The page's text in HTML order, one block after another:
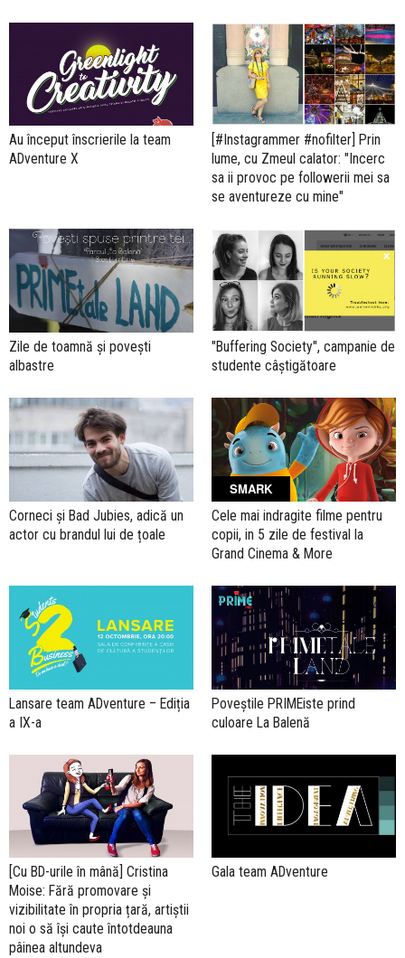
Au început înscrierile la team
ADventure X
[#Instagrammer #nofilter] Prin
lume, cu Zmeul calator: "Incerc
sa ii provoc pe followerii mei sa
se aventureze cu mine"
Zile de toamnă și povești
albastre
"Buffering Society", campanie de
studente câștigătoare
Corneci și Bad Jubies, adică un
actor cu brandul lui de țoale
SMARK
Cele mai indragite filme pentru
copii, in 5 zile de festival la
Grand Cinema & More
Lansare team ADventure – Ediția
a IX-a
Poveștile PRIMEiste prind
culoare La Balenă
[Cu BD-urile în mână] Cristina
Moise: Fără promovare și
vizibilitate în propria țară, artiștii
noi o să își caute întotdeauna
pâinea altundeva
Gala team ADventure